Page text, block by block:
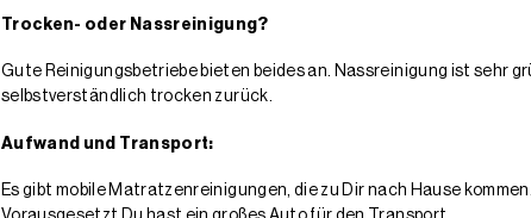
Trocken- oder Nassreinigung?
Gute Reinigungsbetriebe bieten beides an. Nassreinigung ist sehr
selbstverständlich trocken zurück.
Aufwand und Transport:
Es gibt mobile Matratzenreinigungen, die zu Dir nach Hause